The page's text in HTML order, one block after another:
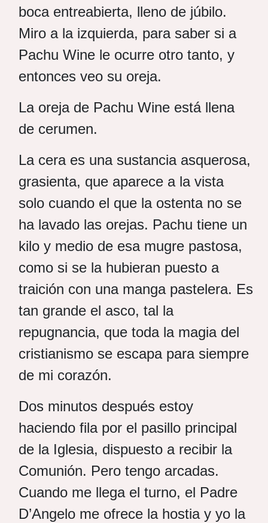
boca entreabierta, lleno de júbilo.
Miro a la izquierda, para saber si a
Pachu Wine le ocurre otro tanto, y
entonces veo su oreja.
La oreja de Pachu Wine está llena
de cerumen.
La cera es una sustancia asquerosa,
grasienta, que aparece a la vista
solo cuando el que la ostenta no se
ha lavado las orejas. Pachu tiene un
kilo y medio de esa mugre pastosa,
como si se la hubieran puesto a
traición con una manga pastelera. Es
tan grande el asco, tal la
repugnancia, que toda la magia del
cristianismo se escapa para siempre
de mi corazón.
Dos minutos después estoy
haciendo fila por el pasillo principal
de la Iglesia, dispuesto a recibir la
Comunión. Pero tengo arcadas.
Cuando me llega el turno, el Padre
D’Angelo me ofrece la hostia y yo la